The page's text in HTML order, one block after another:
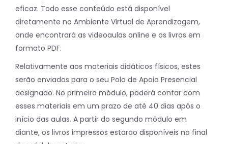
eficaz. Todo esse conteúdo está disponível
diretamente no Ambiente Virtual de Aprendizagem,
onde encontrará as videoaulas online e os livros em
formato PDF.
Relativamente aos materiais didáticos físicos, estes
serão enviados para o seu Polo de Apoio Presencial
designado. No primeiro módulo, poderá contar com
esses materiais em um prazo de até 40 dias após o
início das aulas. A partir do segundo módulo em
diante, os livros impressos estarão disponíveis no final